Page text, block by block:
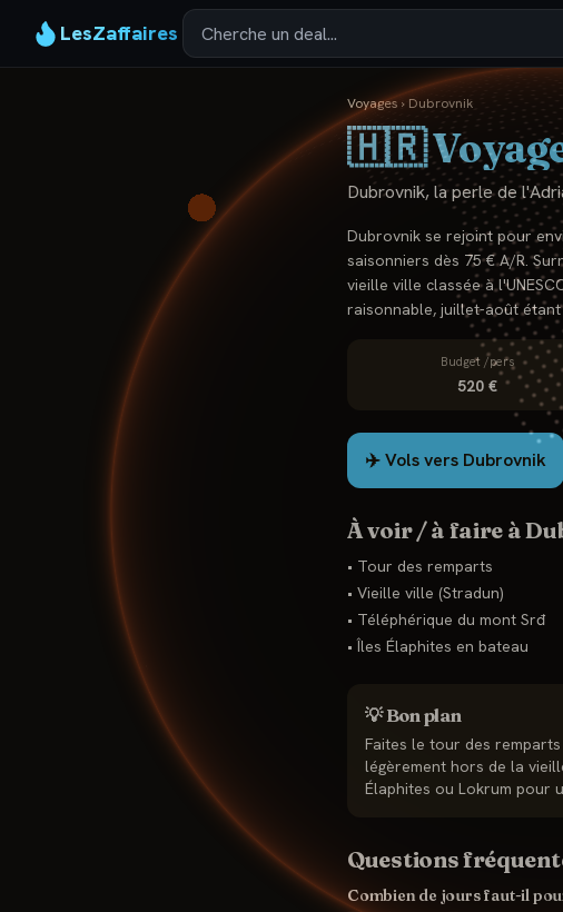
LesZaffaires
Voyages› Dubrovnik
🇭🇷
Dubrovnik, la perle de
Dubrovnik se rejoint pour
saisonniers dès 75 € A/R.
vieille ville classée à
raisonnable, juillet-août
Budget /pers
520 €
✈️ Vols vers Dubrovnik
À voir / à faire à
• Tour des remparts
• Vieille ville (Stradun)
• Téléphérique du mont Srđ
•Îles Élaphites en bateau
💡 Bon plan
Faites le tour des
légèrement hors de la
Élaphites ou Lokrum pour
Questions
Combien de jours faut-il